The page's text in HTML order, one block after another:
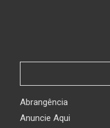
Abrangência
Anuncie Aqui